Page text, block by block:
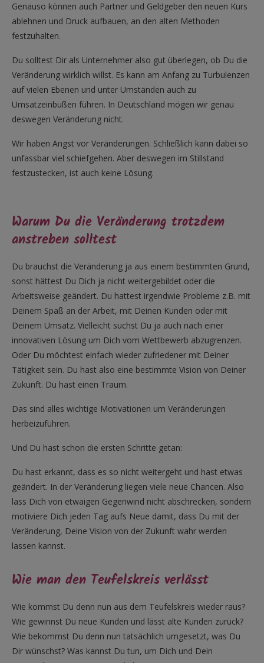
Genauso können auch Partner und Geldgeber den neuen Kurs
ablehnen und Druck aufbauen, an den alten Methoden
festzuhalten.
Du solltest Dir als Unternehmer also gut überlegen, ob Du die
Veränderung wirklich willst. Es kann am Anfang zu Turbulenzen
auf vielen Ebenen und unter Umständen auch zu
Umsatzeinbußen führen. In Deutschland mögen wir genau
deswegen Veränderung nicht.
Wir haben Angst vor Veränderungen. Schließlich kann dabei so
unfassbar viel schiefgehen. Aber deswegen im Stillstand
festzustecken, ist auch keine Lösung.
Warum Du die Veränderung trotzdem
anstreben solltest
Du brauchst die Veränderung ja aus einem bestimmten Grund,
sonst hättest Du Dich ja nicht weitergebildet oder die
Arbeitsweise geändert. Du hattest irgendwie Probleme z.B. mit
Deinem Spaß an der Arbeit, mit Deinen Kunden oder mit
Deinem Umsatz. Vielleicht suchst Du ja auch nach einer
innovativen Lösung um Dich vom Wettbewerb abzugrenzen.
Oder Du möchtest einfach wieder zufriedener mit Deiner
Tätigkeit sein. Du hast also eine bestimmte Vision von Deiner
Zukunft. Du hast einen Traum.
Das sind alles wichtige Motivationen um Veränderungen
herbeizuführen.
Und Du hast schon die ersten Schritte getan:
Du hast erkannt, dass es so nicht weitergeht und hast etwas
geändert. In der Veränderung liegen viele neue Chancen. Also
lass Dich von etwaigen Gegenwind nicht abschrecken, sondern
motiviere Dich jeden Tag aufs Neue damit, dass Du mit der
Veränderung, Deine Vision von der Zukunft wahr werden
lassen kannst.
Wie man den Teufelskreis verlässt
Wie kommst Du denn nun aus dem Teufelskreis wieder raus?
Wie gewinnst Du neue Kunden und lässt alte Kunden zurück?
Wie bekommst Du denn nun tatsächlich umgesetzt, was Du
Dir wünschst? Was kannst Du tun, um Dich und Dein